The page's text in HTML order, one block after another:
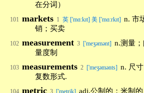
在分词）
101 markets 1 英 ['mɑːkɪt] 美 ['mɑːrkɪt] n. 市
销；买卖
102 measurement 3 ['meʒəmənt] n.测量
量度制
103 measurements 2 ['meʒəmənts] n. 尺
复数形式.
104 metric 3 ['metrik] adj.公制的；米制